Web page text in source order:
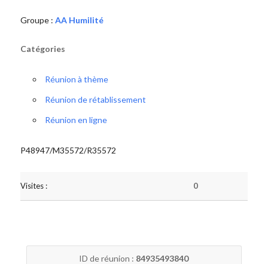
Groupe : AA Humilité
Catégories
Réunion à thème
Réunion de rétablissement
Réunion en ligne
P48947/M35572/R35572
Visites : 0
ID de réunion : 84935493840